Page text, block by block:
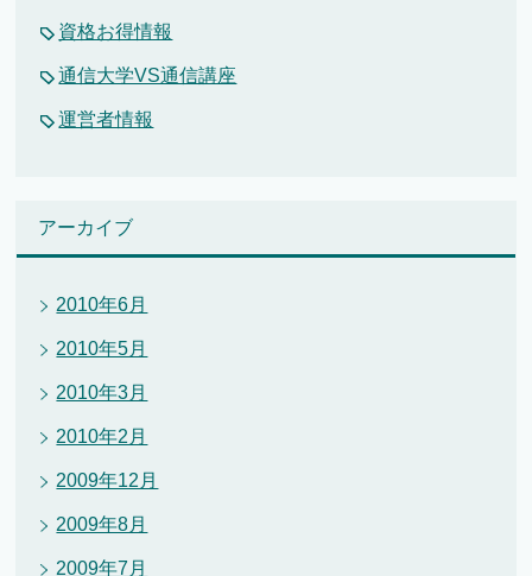
資格お得情報
通信大学VS通信講座
運営者情報
アーカイブ
2010年6月
2010年5月
2010年3月
2010年2月
2009年12月
2009年8月
2009年7月